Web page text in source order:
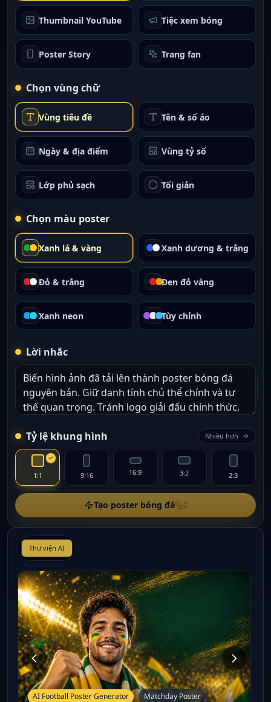
Thumbnail YouTube Tiệc xem bóng
Poster Story Trang fan
Chọn vùng chữ
Vùng tiêu đề Tên & số áo
Ngày & địa điểm Vùng tỷ số
Lớp phủ sạch Tối giản
Chọn màu poster
Xanh lá & vàng Xanh dương & trắng
Đỏ & trắng Đen đỏ vàng
Xanh neon Tùy chỉnh
Lời nhắc
Tỷ lệ khung hình Nhiều hơn
1:1 9:16 16:9 3:2 2:3
Tạo poster bóng đá 2
Thư viện AI
AI Football Poster Generator Matchday Poster